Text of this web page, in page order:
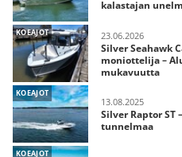
kalastajan
KOEAJOT 23.06.2026
Silver Seahawk
moniottelija –
mukavuutta
KOEAJOT
13.08.2025
Silver Raptor ST
tunnelmaa
KOEAJOT